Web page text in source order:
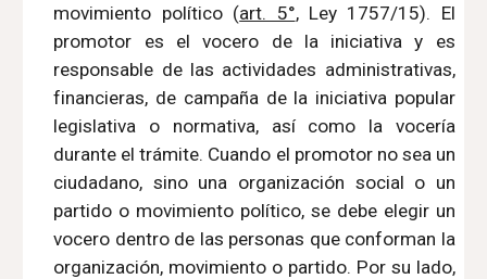
movimiento político (art. 5°, Ley 1757/15). El
promotor es el vocero de la iniciativa y es
responsable de las actividades administrativas,
financieras, de campaña de la iniciativa popular
legislativa o normativa, así como la vocería
durante el trámite. Cuando el promotor no sea un
ciudadano, sino una organización social o un
partido o movimiento político, se debe elegir un
vocero dentro de las personas que conforman la
organización, movimiento o partido. Por su lado,